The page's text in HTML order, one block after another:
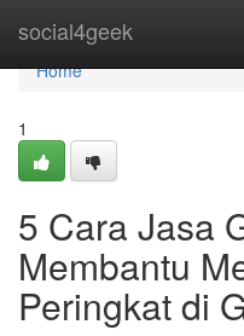
social4geek
Home
Home
1
5 Cara Jasa
Membantu
Peringkat di